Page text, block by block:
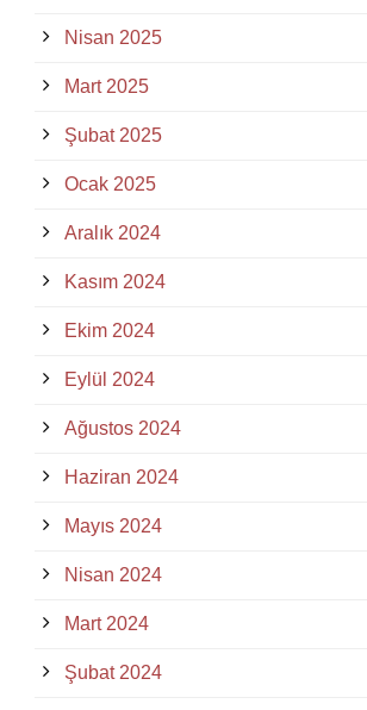
Nisan 2025
Mart 2025
Şubat 2025
Ocak 2025
Aralık 2024
Kasım 2024
Ekim 2024
Eylül 2024
Ağustos 2024
Haziran 2024
Mayıs 2024
Nisan 2024
Mart 2024
Şubat 2024